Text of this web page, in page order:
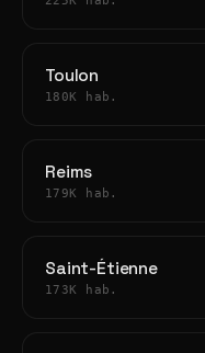
Toulon
180K hab.
Reims
179K hab.
Saint-Étienne
173K hab.